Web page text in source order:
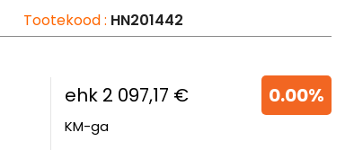
Tootekood : HN201442
ehk 2 097,17 €
KM-ga
0.00%